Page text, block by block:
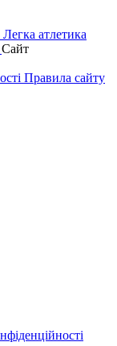
Легка атлетика
Сайт
Правила сайту